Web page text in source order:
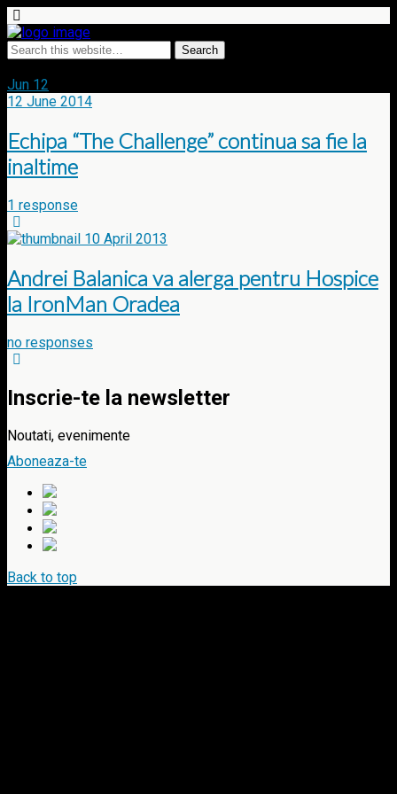
Jun 12
12 June 2014
Echipa “The Challenge” continua sa fie la
inaltime
1 response
10 April 2013
Andrei Balanica va alerga pentru Hospice
la IronMan Oradea
no responses
Inscrie-te la newsletter
Noutati, evenimente
Aboneaza-te
Back to top